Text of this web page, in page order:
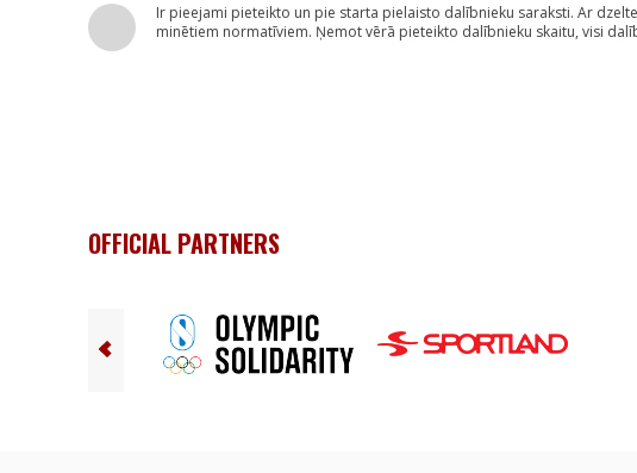
Ir pieejami pieteikto un pie starta pielaisto dalībnieku saraksti. Ar
minētiem normatīviem. Ņemot vērā pieteikto dalībnieku skaitu, visi
OFFICIAL PARTNERS